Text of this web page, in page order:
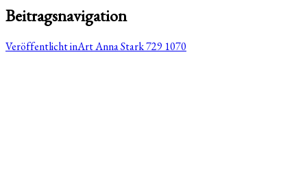
Beitragsnavigation
Veröffentlicht inArt Anna Stark 729 1070